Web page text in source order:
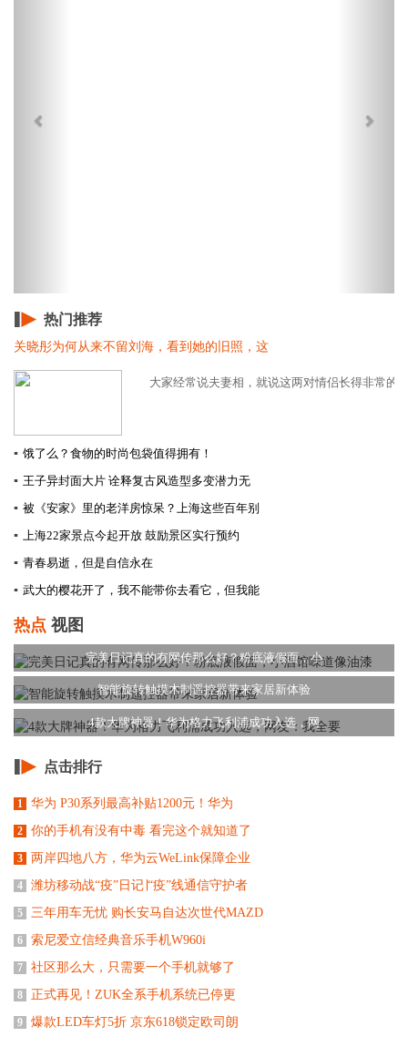
热门推荐
关晓彤为何从来不留刘海，看到她的旧照，这
大家经常说夫妻相，就说这两对情侣长得非常的
▪ 饿了么？食物的时尚包袋值得拥有！
▪ 王子异封面大片 诠释复古风造型多变潜力无
▪ 被《安家》里的老洋房惊呆？上海这些百年别
▪
上海22家景点今起开放 鼓励景区实行预约
▪ 青春易逝，但是自信永在
▪ 武大的樱花开了，我不能带你去看它，但我能
热点 视图
完美日记真的有网传那么好？粉底液假面，小
智能旋转触摸木制遥控器带来家居新体验
4款大牌神器！华为格力飞利浦成功入选，网
点击排行
1 华为 P30系列最高补贴1200元！华为
2 你的手机有没有中毒 看完这个就知道了
3 两岸四地八方，华为云WeLink保障企业
4 潍坊移动战“疫”日记∣“疫”线通信守护者
5 三年用车无忧 购长安马自达次世代MAZD
6 索尼爱立信经典音乐手机W960i
7 社区那么大，只需要一个手机就够了
8 正式再见！ZUK全系手机系统已停更
9 爆款LED车灯5折 京东618锁定欧司朗